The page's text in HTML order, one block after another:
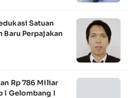
Satuan
Baru Perpajakan
Rp 786 Miliar
I Gelombang I